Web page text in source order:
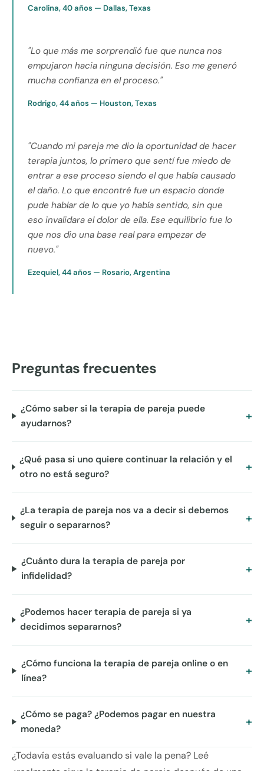
Carolina, 40 años — Dallas, Texas
"Lo que más me sorprendió fue que nunca nos
empujaron hacia ninguna decisión. Eso me generó
mucha confianza en el proceso."
Rodrigo, 44 años — Houston, Texas
"Cuando mi pareja me dio la oportunidad de hacer
terapia juntos, lo primero que sentí fue miedo de
entrar a ese proceso siendo el que había causado
el daño. Lo que encontré fue un espacio donde
pude hablar de lo que yo había sentido, sin que
eso invalidara el dolor de ella. Ese equilibrio fue lo
que nos dio una base real para empezar de
nuevo."
Ezequiel, 44 años — Rosario, Argentina
Preguntas frecuentes
¿Cómo saber si la terapia de pareja puede
ayudarnos?
¿Qué pasa si uno quiere continuar la relación y el
otro no está seguro?
¿La terapia de pareja nos va a decir si debemos
seguir o separarnos?
¿Cuánto dura la terapia de pareja por
infidelidad?
¿Podemos hacer terapia de pareja si ya
decidimos separarnos?
¿Cómo funciona la terapia de pareja online o en
línea?
¿Cómo se paga? ¿Podemos pagar en nuestra
moneda?
¿Todavía estás evaluando si vale la pena? Leé